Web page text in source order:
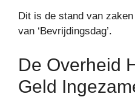
Dit is de stand van
van ‘Bevrijdingsdag’.
De Overheid
Geld